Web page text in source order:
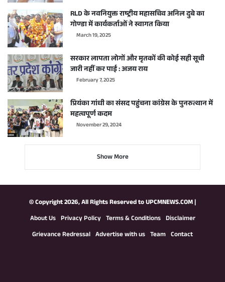
RLD के नवनियुक्त राष्ट्रीय महासचिव अनिल दुबे का
गोण्डा में कार्यकर्ताओं ने स्वागत किया
March 19, 2025
सरकार लापता लोगों और मृतकों की कोई सही सूची
जारी नहीं कर पाई : अजय राय
February 7, 2025
प्रियंका गांधी का संसद पहुंचना कांग्रेस के पुनरुत्थान में
महत्वपूर्ण कदम
November 29, 2024
Show More
© Copyright 2026, All Rights Reserved toUPCMNEWS.COM|
About Us Privacy Policy Terms & Conditions Disclaimer
Grievance Redressal Advertise with us Team Contact